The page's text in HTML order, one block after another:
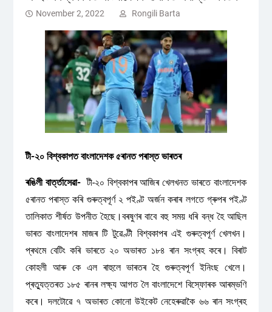
November 2, 2022 Rongili Barta
টী-২০ বিশ্বকাপত বাংলাদেশক ৫ৰানত পৰাস্ত ভাৰতৰ
ৰঙিলী বাৰ্ত্তাসেৱা-টী-২০ বিশ্বকাপৰ আজিৰ খেলখনত ভাৰতে বাংলাদেশক
৫ৰানত পৰাস্ত কৰি গুৰুত্বপূৰ্ণ ২ পইণ্ট অৰ্জন কৰাৰ লগতে গ্ৰুপৰ পইণ্ট
তালিকাত শীৰ্ষত উপনীত হৈছে।বৰষুণৰ বাবে বহু সময় ধৰি বন্ধ হৈ আছিল
ভাৰত বাংলাদেশৰ মাজৰ টি টুৱেণ্টী বিশ্বকাপৰ এই গুৰুত্বপূৰ্ণ খেলখন।
প্ৰথমে বেটিং কৰি ভাৰতে ২০ অভাৰত ১৮৪ ৰান সংগ্ৰহ কৰে। বিৰাট
কোহলী আৰু কে এল ৰাহুলে ভাৰতৰ হৈ গুৰুত্বপূৰ্ণ ইনিংছ খেলে।
প্ৰত্যুত্তৰত ১৮৫ ৰানৰ লক্ষ্য আগত লৈ বাংলাদেশে বিস্ফোৰক আৰম্ভণি
কৰে। দলটোৱে ৭ অভাৰত কোনো উইকেট নেহেৰুৱাকৈ ৬৬ ৰান সংগ্ৰহ